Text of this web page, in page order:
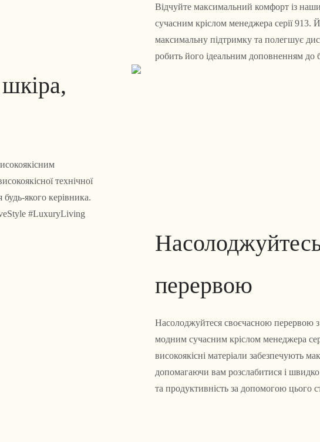
Відчуйте максимальний комфорт із
сучасним кріслом менеджера серії 913.
максимальну підтримку та полегшує
робить його ідеальним доповненням до
технічної
якого керівника.
#LuxuryLiving
перервою
Насолоджуйтеся своєчасною перервою
модним сучасним кріслом менеджера
високоякісні матеріали забезпечують
допомагаючи вам розслабитися і
та продуктивність за допомогою цього